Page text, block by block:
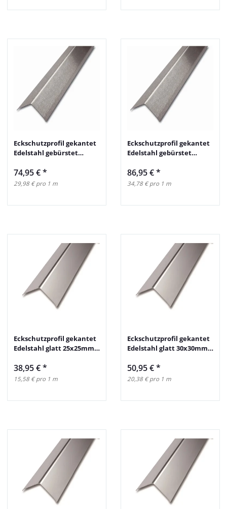
Eckschutzprofil gekantet
Edelstahl gebürstet
74,95 €*
29,98 € pro 1 m
Eckschutzprofil gekantet
Edelstahl gebürstet
86,95 €*
34,78 € pro 1 m
Eckschutzprofil gekantet
Edelstahl glatt 25x25mm
38,95 €*
15,58 € pro 1 m
Eckschutzprofil gekantet
Edelstahl glatt 30x30mm
50,95 €*
20,38 € pro 1 m